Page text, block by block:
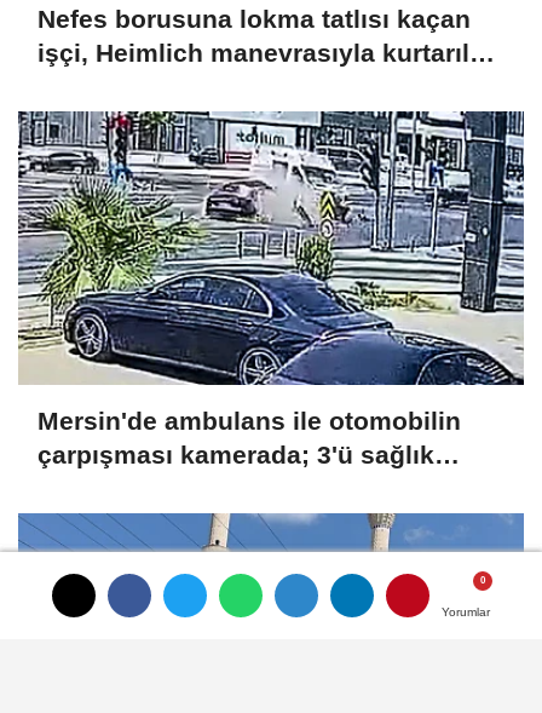
Yorumlar
Yorumlar
Yorumlar
Nefes borusuna lokma tatlısı kaçan
işçi, Heimlich manevrasıyla kurtarıldı;
Mersin'de ambulans ile otomobilin
çarpışması kamerada; 3'ü sağlık